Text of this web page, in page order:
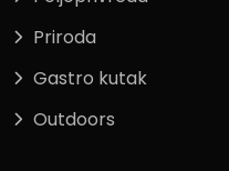
Priroda
Gastro kutak
Outdoors